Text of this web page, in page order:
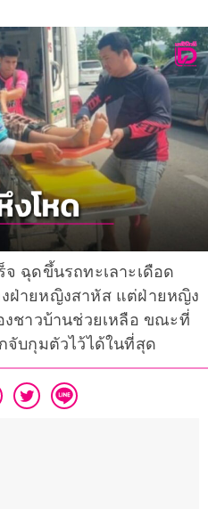
จ ฉุดขึ้นรถทะเลาะเดือด
ฝ่ายหญิงสาหัส แต่ฝ่ายหญิง
งชาวบ้านช่วยเหลือ ขณะที่
จับกุมตัวไว้ได้ในที่สุด